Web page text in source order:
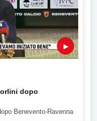
▶
dopo
Benevento-Ravenna